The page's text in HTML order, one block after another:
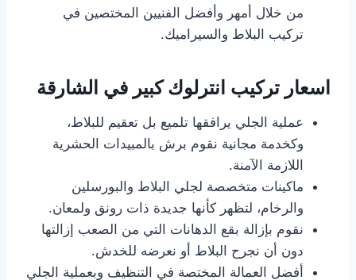
من خلال أمهر وأفضل الفنيين المختصين في
تركيب البلاط والسيراميك.
اسعار تركيب انترلوك كبير في الشارقة
عملية الجلي يرافقها تلميع بل تعقيم للبلاط،
وكخدمة مجانية نقوم برش بالمبيدات الحشرية
اللازمة الآمنة.
ماكينات متخصصة لجلي البلاط والبورسلين
والرخام، لتظهر كأنها جديدة ذات رونق ولمعان.
نقوم بإزالة بقع الدهانات التي من الصعب إزالتها
دون أن نجرح البلاط أو نعرضه للخدش.
أفضل العمالة المختصة في التنظيف وبعملية الجلي